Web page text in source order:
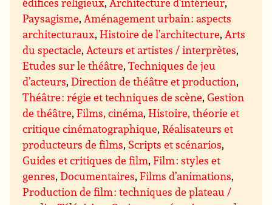
Paysagisme,Aménagement urbain : aspects
architecturaux,Histoire de l’architecture,Arts
du spectacle,Acteurs et artistes / interprètes,
Etudes sur le théâtre,Techniques de jeu
d’acteurs,Direction de théâtre et production,
Théâtre : régie et techniques de scène,Gestion
de théâtre,Films, cinéma,Histoire, théorie et
critique cinématographique,Réalisateurs et
producteurs de films, Scripts et scénarios,
Guides et critiques de film,Film : styles et
genres,Documentaires,Films d’animations,
Production de film : techniques de plateau /